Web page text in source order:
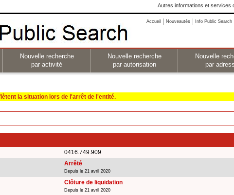
Autres informations et services
Accueil Nouveautés Info Public Search
Nouvelle recherche
par activité
Nouvelle recherche
par autorisation
Nouvelle
par
la situation lors de l'arrêt de l'entité.
0416.749.909
Arrêté
Depuis le 21 avril 2020
Clôture de liquidation
Depuis le 21 avril 2020